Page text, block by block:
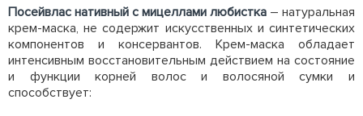
Посейвлас нативный с мицеллами любистка – натуральная
крем-маска, не содержит искусственных и синтетических
компонентов и консервантов. Крем-маска обладает
интенсивным восстановительным действием на состояние
и функции корней волос и волосяной сумки и
способствует: